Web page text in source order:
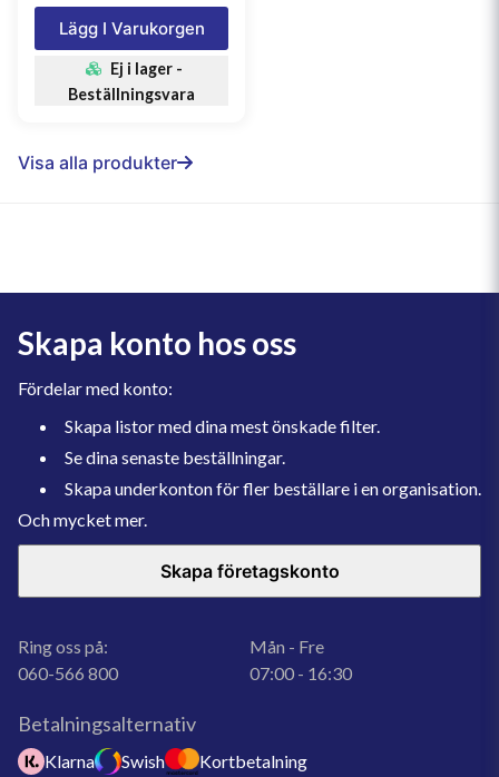
Lägg I Varukorgen
Ej i lager -
Beställningsvara
Visa alla produkter
Skapa konto hos oss
Fördelar med konto:
Skapa listor med dina mest önskade filter.
Se dina senaste beställningar.
Skapa underkonton för fler beställare i en organisation.
Och mycket mer.
Skapa företagskonto
Ring oss på:
060-566 800
Mån - Fre
07:00 - 16:30
Betalningsalternativ
Klarna Swish Kortbetalning